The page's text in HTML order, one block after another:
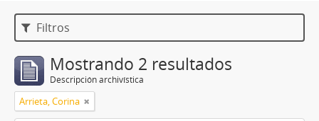
Filtros
Mostrando 2 resultados
Descripción archivística
Arrieta, Corina